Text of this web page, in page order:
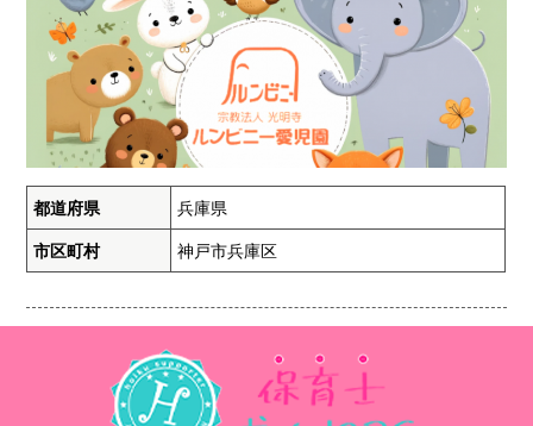
都道府県 兵庫県
市区町村 神戸市兵庫区